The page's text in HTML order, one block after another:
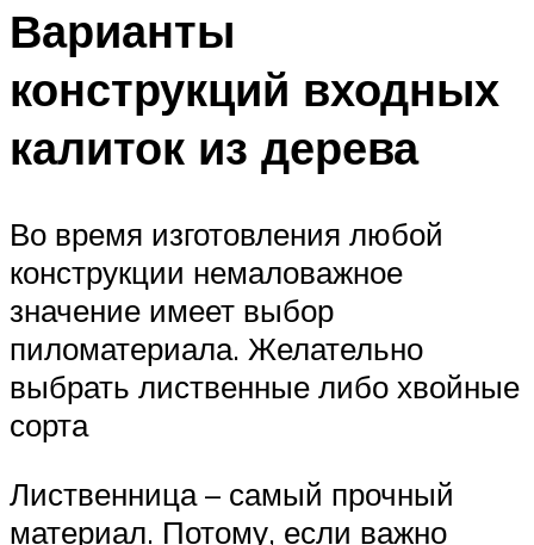
Варианты
конструкций входных
калиток из дерева
Во время изготовления любой
конструкции немаловажное
значение имеет выбор
пиломатериала. Желательно
выбрать лиственные либо хвойные
сорта
Лиственница – самый прочный
материал. Потому, если важно